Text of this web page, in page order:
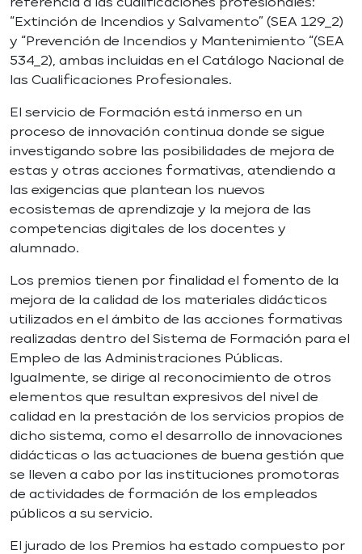
referencia a las cualificaciones profesionales:
“Extinción de Incendios y Salvamento” (SEA 129_2)
y “Prevención de Incendios y Mantenimiento “(SEA
534_2), ambas incluidas en el Catálogo Nacional de
las Cualificaciones Profesionales.
El servicio de Formación está inmerso en un
proceso de innovación continua donde se sigue
investigando sobre las posibilidades de mejora de
estas y otras acciones formativas, atendiendo a
las exigencias que plantean los nuevos
ecosistemas de aprendizaje y la mejora de las
competencias digitales de los docentes y
alumnado.
Los premios tienen por finalidad el fomento de la
mejora de la calidad de los materiales didácticos
utilizados en el ámbito de las acciones formativas
realizadas dentro del Sistema de Formación para el
Empleo de las Administraciones Públicas.
Igualmente, se dirige al reconocimiento de otros
elementos que resultan expresivos del nivel de
calidad en la prestación de los servicios propios de
dicho sistema, como el desarrollo de innovaciones
didácticas o las actuaciones de buena gestión que
se lleven a cabo por las instituciones promotoras
de actividades de formación de los empleados
públicos a su servicio.
El jurado de los Premios ha estado compuesto por